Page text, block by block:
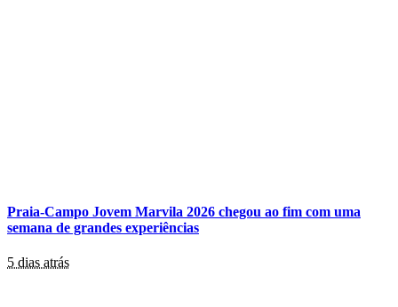
Praia-Campo Jovem Marvila 2026 chegou ao fim com uma
semana de grandes experiências
5 dias atrás